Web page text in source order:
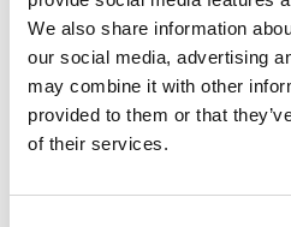
We also share information
our social media, advertising
may combine it with other
provided to them or that
of their services.
Gran Premio Nuvolari 2021: il
Venerdì 17 settembrela sfilata
Piazza Sordello, nel cuore di
suggestive strade dell’Emilia, fino
di Modena: break per il pranzo e